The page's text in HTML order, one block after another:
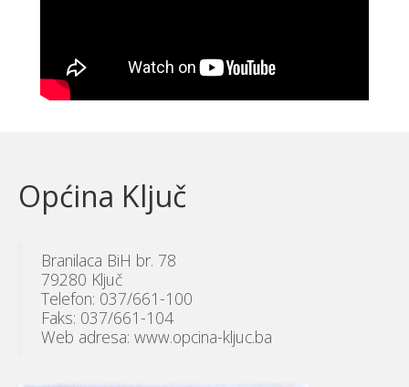
Općina Ključ
Branilaca BiH br. 78
79280 Ključ
Telefon: 037/661-100
Faks: 037/661-104
Web adresa: www.opcina-kljuc.ba